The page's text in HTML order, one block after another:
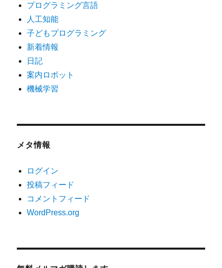
プログラミング言語
人工知能
子どもプログラミング
新着情報
日記
案内ロボット
機械学習
メタ情報
ログイン
投稿フィード
コメントフィード
WordPress.org